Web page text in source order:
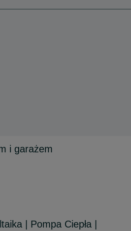
i garażem
| Pompa Ciepła |